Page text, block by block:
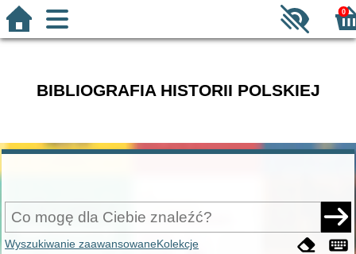
0
BIBLIOGRAFIA HISTORII POLSKIEJ
Wyszukiwanie zaawansowaneKolekcje